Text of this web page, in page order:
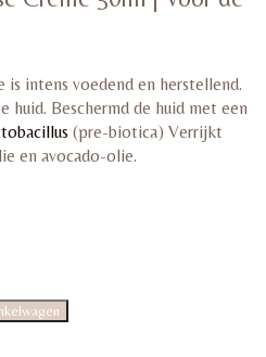
is intens voedend en herstellend.
Beschermd de huid met een
(pre-biotica) Verrijkt
en avocado-olie.